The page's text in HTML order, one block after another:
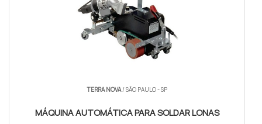
TERRA NOVA/ SÃO PAULO - SP
MÁQUINA AUTOMÁTICA PARA SOLDAR LONAS